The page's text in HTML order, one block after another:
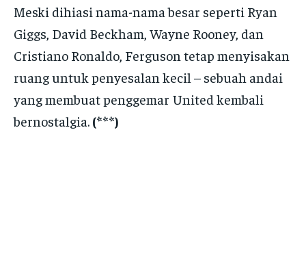
Meski dihiasi nama-nama besar seperti Ryan
Giggs, David Beckham, Wayne Rooney, dan
Cristiano Ronaldo, Ferguson tetap menyisakan
ruang untuk penyesalan kecil – sebuah andai
yang membuat penggemar United kembali
bernostalgia. (***)